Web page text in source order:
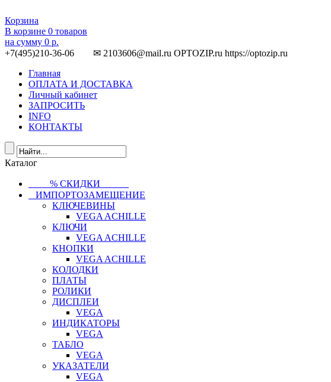
Корзина
В корзине 0 товаров
на сумму 0 р.
+7(495)210-36-06 ✉ 2103606@mail.ru OPTOZIP.ru https://optozip.ru
Главная
ОПЛАТА И ДОСТАВКА
Личный кабинет
ЗАПРОСИТЬ
INFO
КОНТАКТЫ
Каталог
⠀⠀⠀% СКИДКИ⠀⠀⠀⠀
⠀ИМПОРТОЗАМЕЩЕНИЕ
КЛЮЧЕВИНЫ
VEGA ACHILLE
КЛЮЧИ
VEGA ACHILLE
КНОПКИ
VEGA ACHILLE
КОЛОДКИ
ПЛАТЫ
РОЛИКИ
ДИСПЛЕИ
VEGA
ИНДИКАТОРЫ
VEGA
ТАБЛО
VEGA
УКАЗАТЕЛИ
VEGA